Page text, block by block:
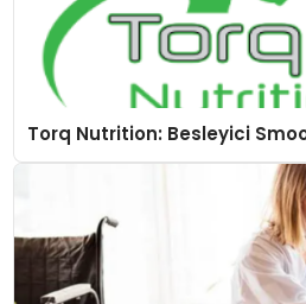
Torq Nutrition: Besleyici